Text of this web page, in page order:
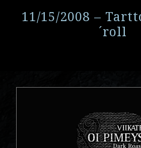
11/15/2008 –
´roll